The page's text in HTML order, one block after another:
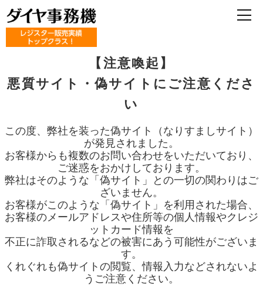
【注意喚起】
悪質サイト・偽サイトにご注意くださ
い
この度、弊社を装った偽サイト（なりすましサイト）
が発見されました。
お客様からも複数のお問い合わせをいただいており、
ご迷惑をおかけしております。
弊社はそのような「偽サイト」との一切の関わりはご
ざいません。
お客様がこのような「偽サイト」を利用された場合、
お客様のメールアドレスや住所等の個人情報やクレジ
ットカード情報を
不正に詐取されるなどの被害にあう可能性がございま
す。
くれぐれも偽サイトの閲覧、情報入力などされないよ
うご注意ください。